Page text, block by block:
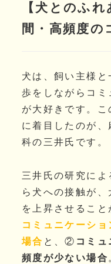
【犬とのふ
間・高頻度の
犬は、飼い主様
歩をしながらコミ
が大好きです。こ
に着目したのが
科の三井氏です。
三井氏の研究に
ら犬への接触が
を上昇させるこ
コミュニケーショ
場合 と、② コミュ
頻度が少ない場合